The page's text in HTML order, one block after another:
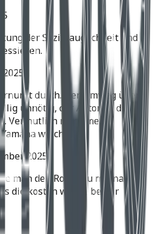
der Soziatauglichkeit und
durch. Der Umweg über
unnötig, der Automat die
Vermutlich muss meine
weichen.
2025
man den Roller zu mir nach
die kosten würde bei dir